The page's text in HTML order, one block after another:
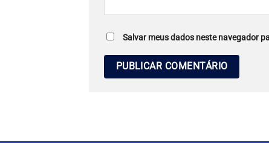
Salvar meus dados neste navegador